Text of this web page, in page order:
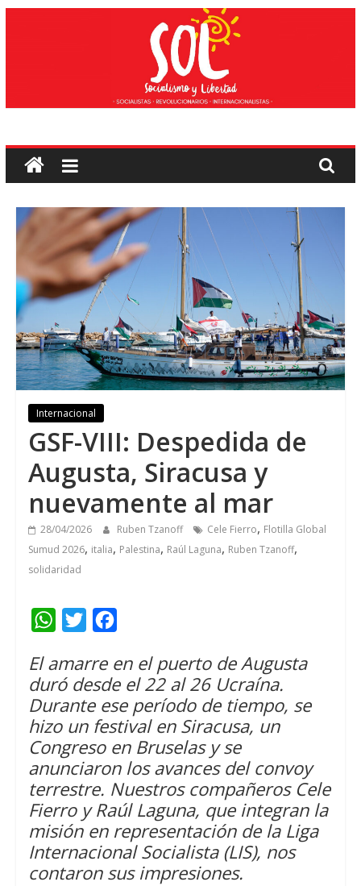
Socialismo
e
liberdade
Internacional
GSF-VIII: Despedida de
Augusta, Siracusa y
nuevamente al mar
28/04/2026 Ruben Tzanoff Cele Fierro, Flotilla Global
Sumud 2026, italia, Palestina, Raúl Laguna, Ruben Tzanoff,
solidaridad
W
a
t
s
A
p
p
i
t
t
e
r
c
e
b
o
o
k
El amarre en el puerto de Augusta
duró desde el22 al 26 Ucraína.
Durante ese período de tiempo, se
hizo un festival en Siracusa, un
Congreso en Bruselas y se
anunciaron los avances del convoy
terrestre. Nuestros compañeros Cele
Fierro y Raúl Laguna, que integran la
misión en representación de la Liga
Internacional Socialista(LIS), nos
contaron sus impresiones.